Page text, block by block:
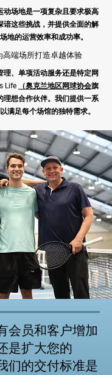
动场地是一项复杂且要求极高
谙这些挑战，并提供全面的解
地的运营效率和成功率。
高端场所打造卓越体验
理、单项活动服务还是特定网
Life
（奥克兰地区网球协会旗
理想合作伙伴。我们提供一系
满足每个场馆的独特需求。
会员和客户增加
是扩大您的
们的交付标准是